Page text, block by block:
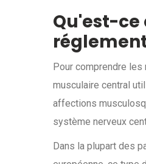
Qu'est-ce
Pour comprendre les
musculaire central
affections
système nerveux
Dans la plupart des